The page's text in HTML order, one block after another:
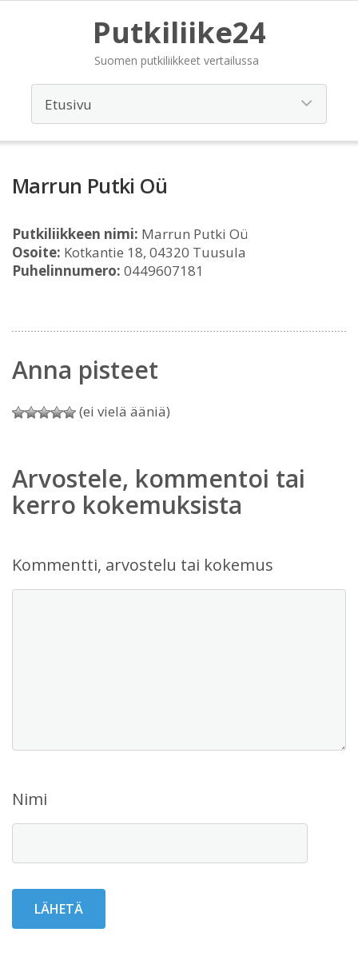
Putkiliike24
Suomen putkiliikkeet vertailussa
Marrun Putki Oü
Putkiliikkeen nimi: Marrun Putki Oü
Osoite: Kotkantie 18, 04320 Tuusula
Puhelinnumero: 0449607181
Anna pisteet
(ei vielä ääniä)
Arvostele, kommentoi tai
kerro kokemuksista
Kommentti, arvostelu tai kokemus
Nimi